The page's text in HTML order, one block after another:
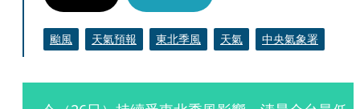
颱風 天氣預報 東北季風 天氣 中央氣象署